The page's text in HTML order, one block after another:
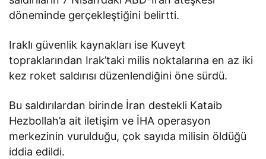
döneminde gerçekleştiğini belirtti.
Iraklı güvenlik kaynakları ise Kuveyt
topraklarından Irak’taki milis noktalarına en az iki
kez roket saldırısı düzenlendiğini öne sürdü.
Bu saldırılardan birinde İran destekli Kataib
Hezbollah’a ait iletişim ve İHA operasyon
merkezinin vurulduğu, çok sayıda milisin öldüğü
iddia edildi.